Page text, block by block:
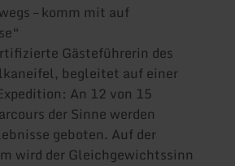
– komm mit auf
Gästeführerin des
begleitet auf einer
An 12 von 15
der Sinne werden
geboten. Auf der
wird der Gleichgewichtssinn